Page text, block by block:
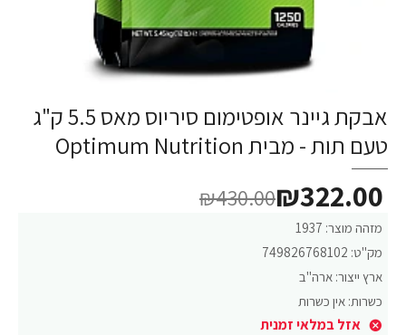
אבקת גיינר אופטימום סיריוס מאס 5.5 ק"ג
טעם תות - מבית Optimum Nutrition
מזהה מוצר: 1937
מק"ט: 749826768102
ארץ ייצור: ארה"ב
כשרות: אין כשרות
אזל במלאי זמנית
₪322.00
₪430.00